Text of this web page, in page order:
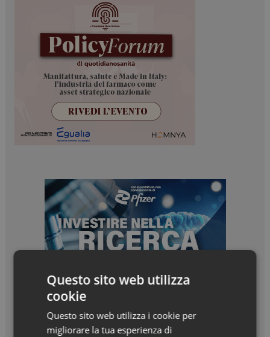
Questo sito web utilizza
cookie
Questo sito web utilizza i cookie per
migliorare la tua esperienza di